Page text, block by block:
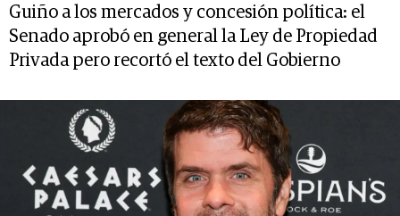
Guiño a los mercados y concesión política: el
Senado aprobó en general la Ley de Propiedad
Privada pero recortó el texto del Gobierno